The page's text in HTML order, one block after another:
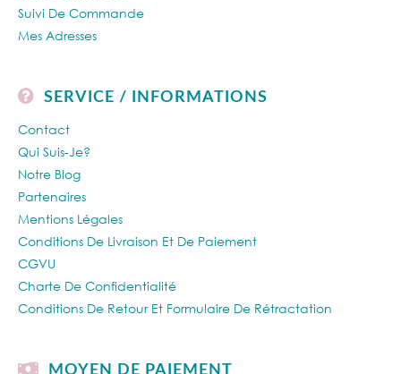
Suivi De Commande
Mes Adresses
SERVICE / INFORMATIONS
Contact
Qui Suis-Je?
Notre Blog
Partenaires
Mentions Légales
Conditions De Livraison Et De Paiement
CGVU
Charte De Confidentialité
Conditions De Retour Et Formulaire De Rétractation
MOYEN DE PAIEMENT